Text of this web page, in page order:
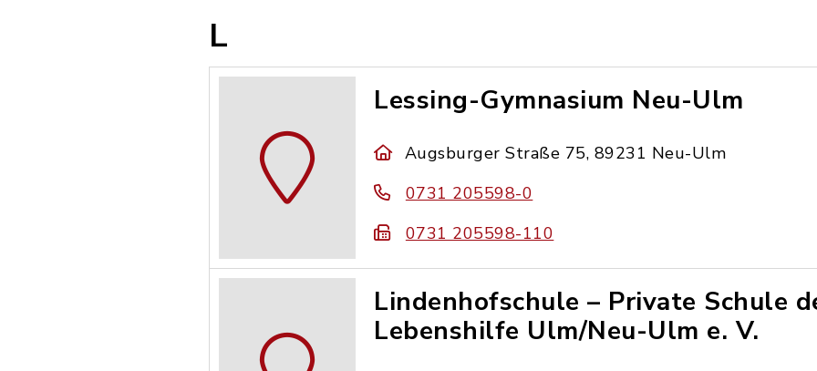
L
Lessing-Gymnasium Neu-Ulm
Augsburger Straße 75, 89231 Neu-Ulm
0731 205598-0
0731 205598-110
Lindenhofschule – Private Schule
Lebenshilfe Ulm/Neu-Ulm e. V.